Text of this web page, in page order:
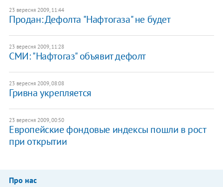
23 вересня 2009, 11:44
Продан: Дефолта "Нафтогаза" не будет
23 вересня 2009, 11:28
СМИ: "Нафтогаз" объявит дефолт
23 вересня 2009, 08:08
Гривна укрепляется
23 вересня 2009, 00:50
Европейские фондовые индексы пошли в рост
при открытии
Про нас